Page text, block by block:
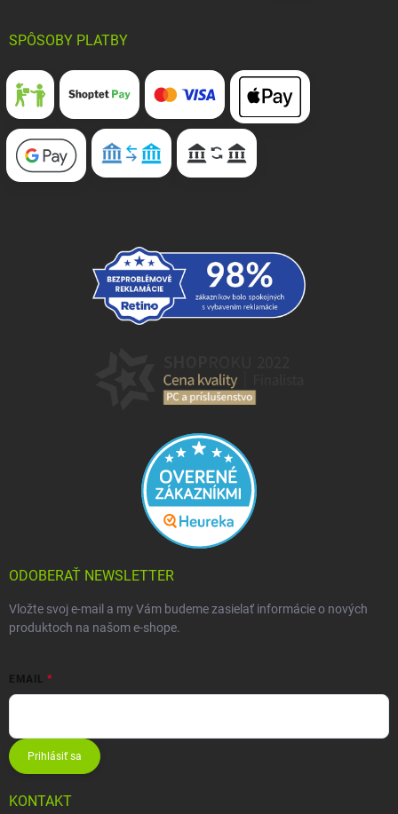
SPÔSOBY PLATBY
ODOBERAŤ NEWSLETTER
Vložte svoj e-mail a my Vám budeme zasielať informácie o nových
produktoch na našom e-shope.
EMAIL
Prihlásiť sa
KONTAKT